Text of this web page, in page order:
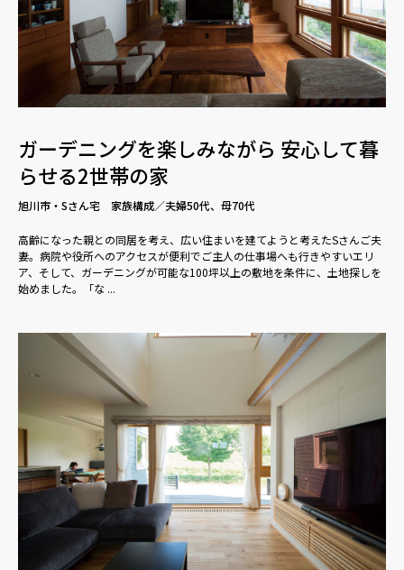
ガーデニングを楽しみながら 安心して暮
らせる2世帯の家
旭川市・Sさん宅 家族構成／夫婦50代、母70代
高齢になった親との同居を考え、広い住まいを建てようと考えたSさんご夫
妻。病院や役所へのアクセスが便利でご主人の仕事場へも行きやすいエリ
ア、そして、ガーデニングが可能な100坪以上の敷地を条件に、土地探しを
始めました。「な ...